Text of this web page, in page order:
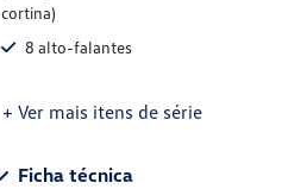
cortina)
8 alto-falantes
+ Ver mais itens de série
Ficha técnica